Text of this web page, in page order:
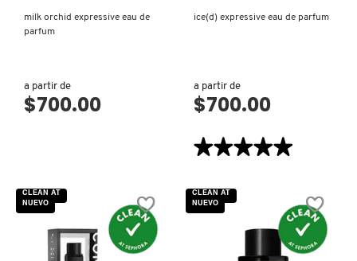
PAI-SHAU
PATCHOLOGY
PEACE OUT SKINCARE
PETER THOMAS ROTH
milk orchid expressive eau de
parfum
a partir de
$700.00
ice(d) expressive eau de parfum
a partir de
$700.00
★★★★★
★★★★★
5
CLEAN AT
NUEVO
CLEAN AT
NUEVO